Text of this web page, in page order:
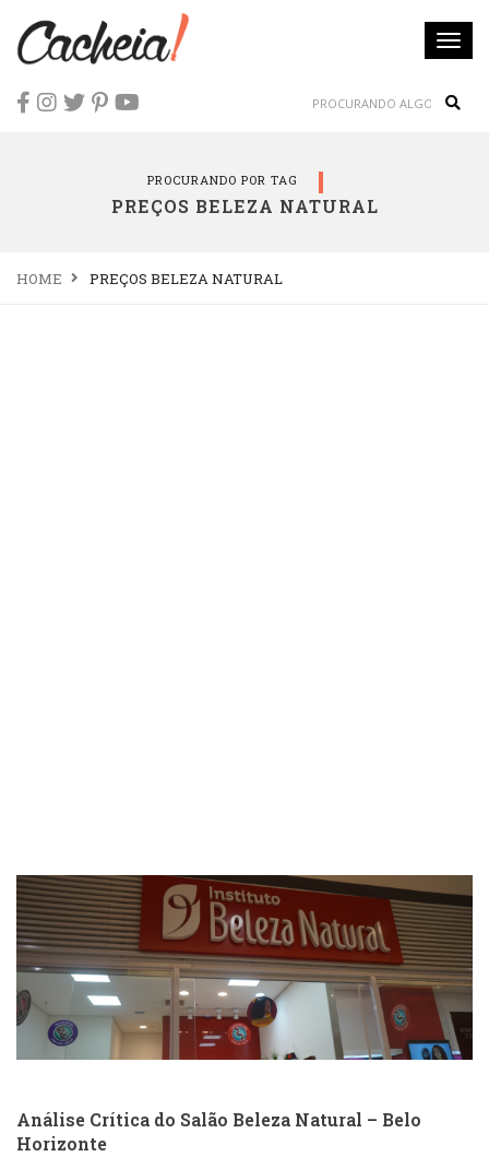
PROCURANDO POR TAG
PREÇOS BELEZA NATURAL
HOME PREÇOS BELEZA NATURAL
Análise Crítica do Salão Beleza Natural – Belo
Horizonte